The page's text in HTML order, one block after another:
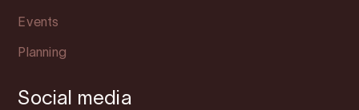
Events
Planning
Social media